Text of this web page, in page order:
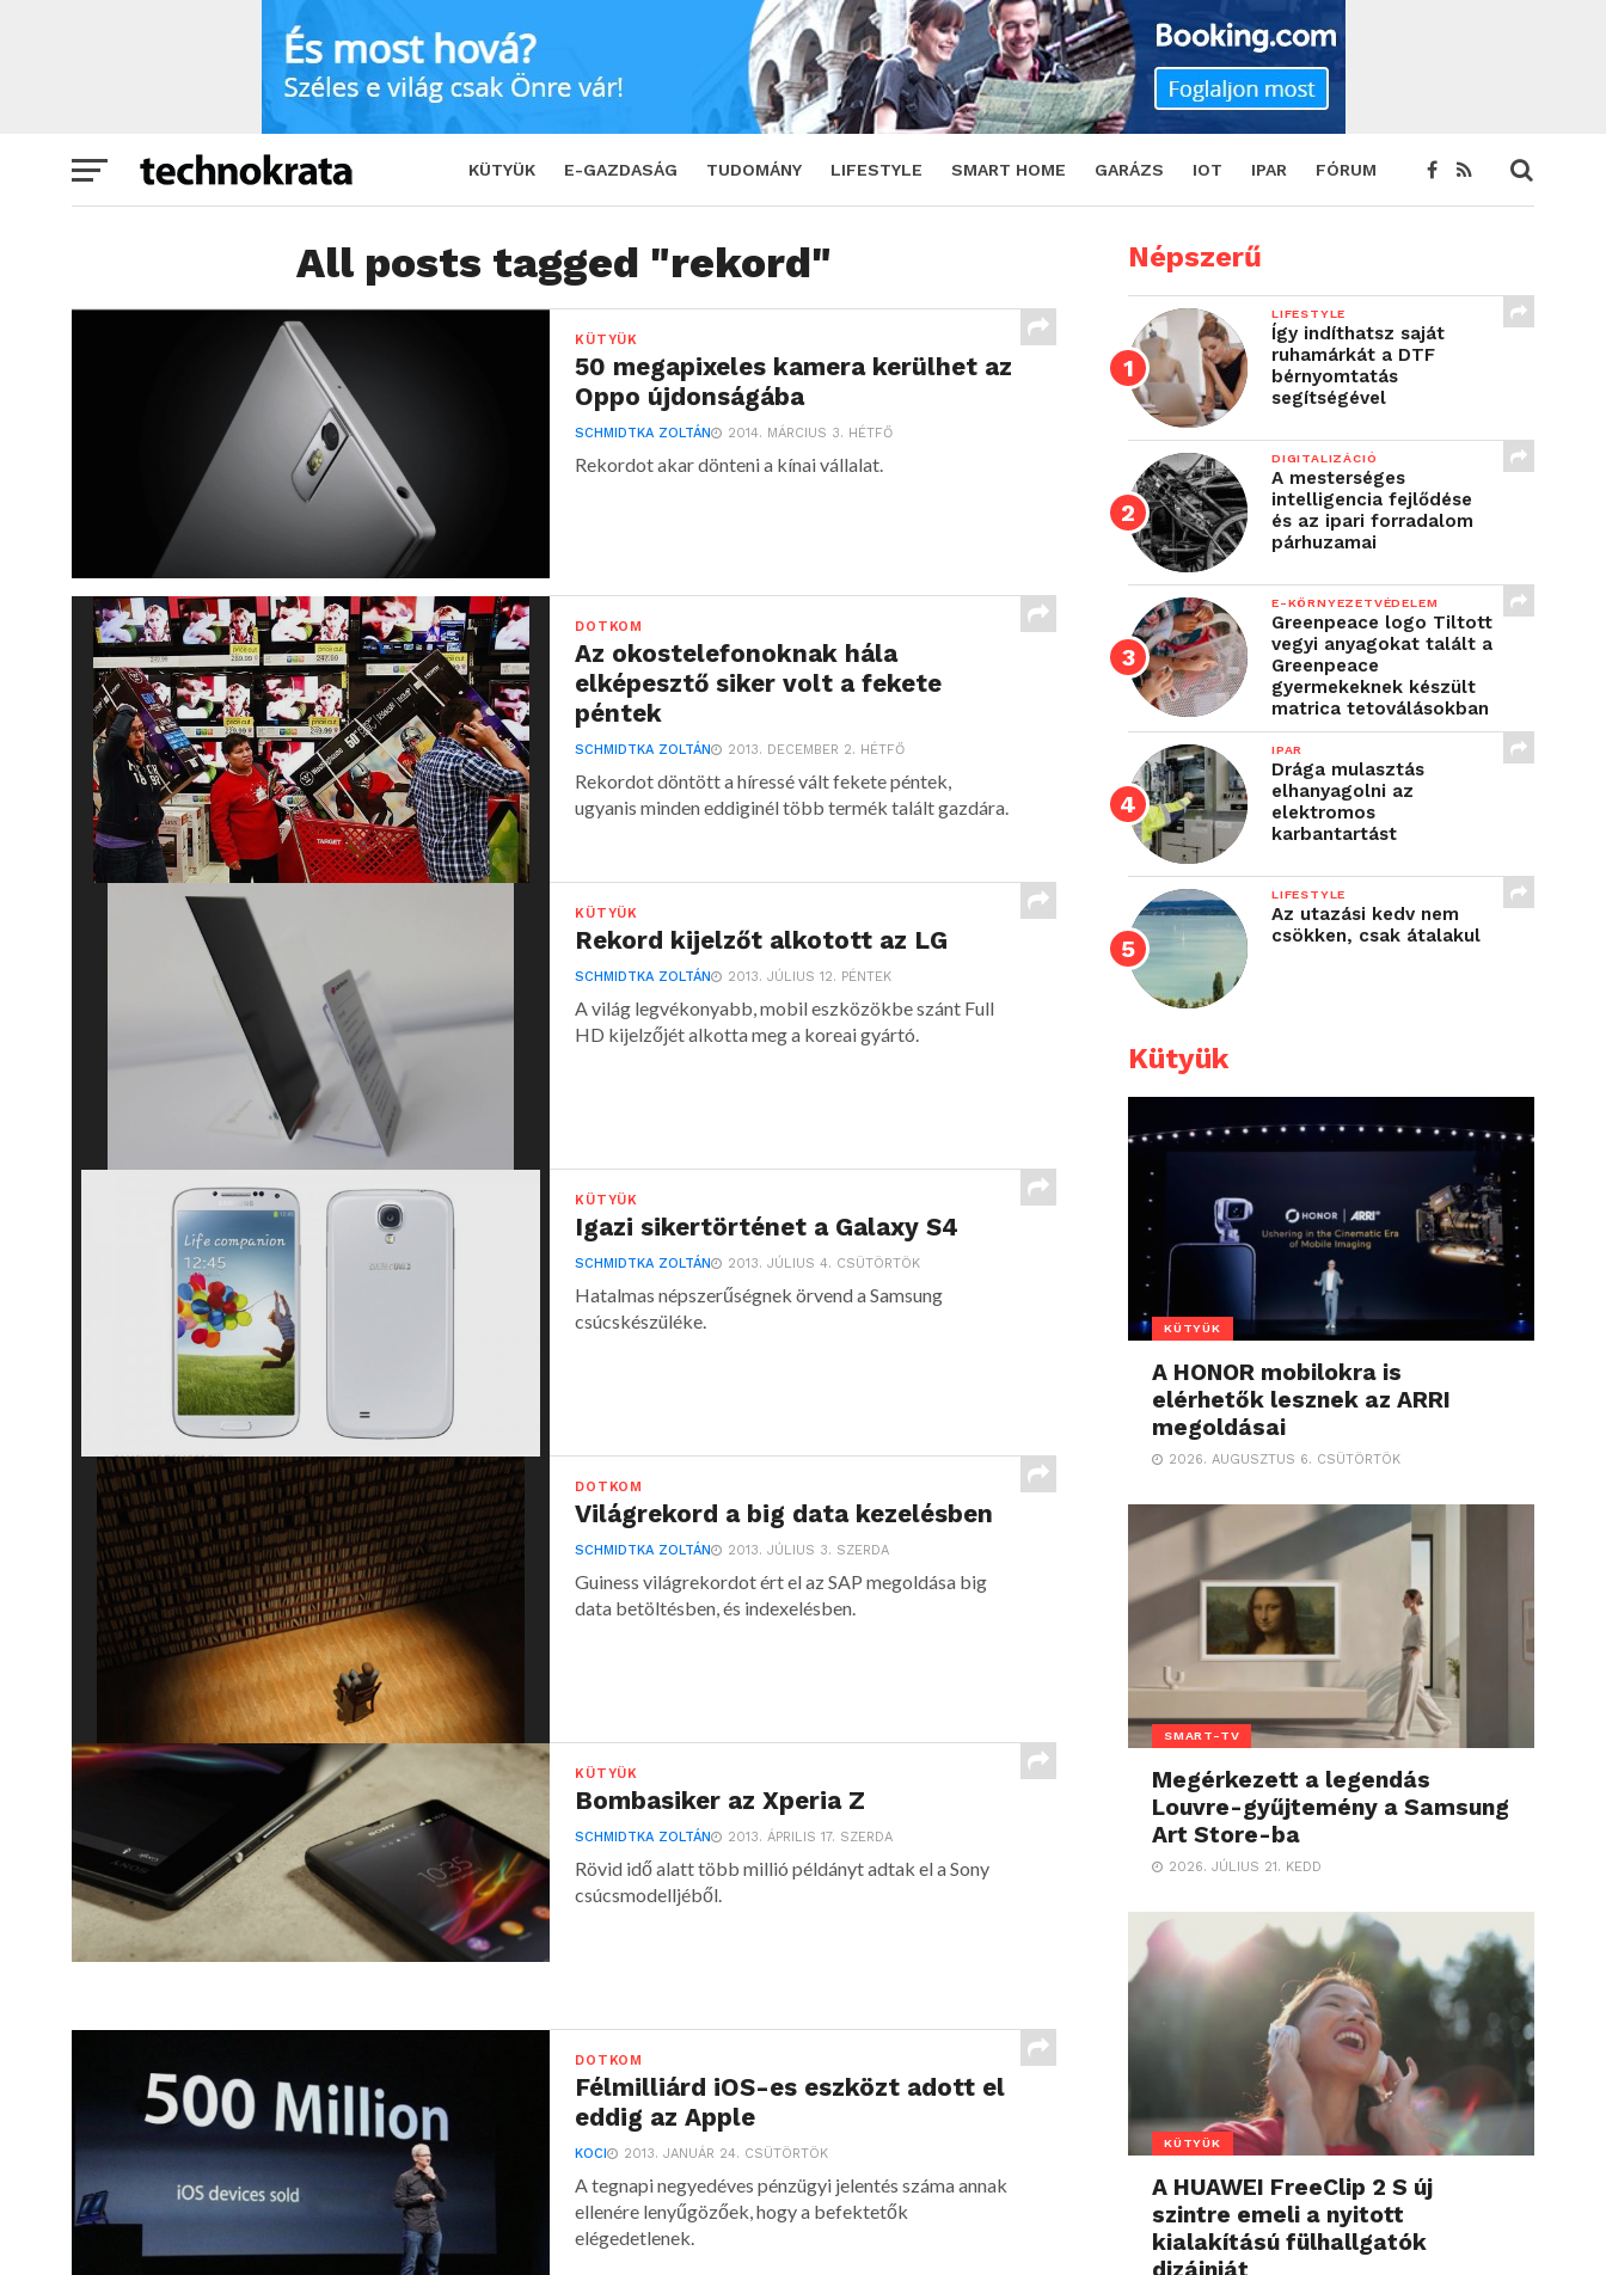
KÜTYÜK E-GAZDASÁG TUDOMÁNY LIFESTYLE SMART HOME GARÁZS IOT IPAR FÓRUM
All posts tagged "rekord"
KÜTYÜK
50 megapixeles kamera kerülhet az
Oppo újdonságába
SCHMIDTKA ZOLTÁN 2014. MÁRCIUS 3. HÉTFŐ
Rekordot akar dönteni a kínai vállalat.
DOTKOM
Az okostelefonoknak hála
elképesztő siker volt a fekete
péntek
SCHMIDTKA ZOLTÁN 2013. DECEMBER 2. HÉTFŐ
Rekordot döntött a híressé vált fekete péntek,
ugyanis minden eddiginél több termék talált gazdára.
KÜTYÜK
Rekord kijelzőt alkotott az LG
SCHMIDTKA ZOLTÁN 2013. JÚLIUS 12. PÉNTEK
A világ legvékonyabb, mobil eszközökbe szánt Full
HD kijelzőjét alkotta meg a koreai gyártó.
KÜTYÜK
Igazi sikertörténet a Galaxy S4
SCHMIDTKA ZOLTÁN 2013. JÚLIUS 4. CSÜTÖRTÖK
Hatalmas népszerűségnek örvend a Samsung
csúcskészüléke.
DOTKOM
Világrekord a big data kezelésben
SCHMIDTKA ZOLTÁN 2013. JÚLIUS 3. SZERDA
Guiness világrekordot ért el az SAP megoldása big
data betöltésben, és indexelésben.
KÜTYÜK
Bombasiker az Xperia Z
SCHMIDTKA ZOLTÁN 2013. ÁPRILIS 17. SZERDA
Rövid idő alatt több millió példányt adtak el a Sony
csúcsmodelljéből.
DOTKOM
Félmilliárd iOS-es eszközt adott el
eddig az Apple
KOCI 2013. JANUÁR 24. CSÜTÖRTÖK
A tegnapi negyedéves pénzügyi jelentés száma annak
ellenére lenyűgözőek, hogy a befektetők
elégedetlenek.
Népszerű
LIFESTYLE
Így indíthatsz saját
ruhamárkát a DTF
bérnyomtatás
segítségével
DIGITALIZÁCIÓ
A mesterséges
intelligencia fejlődése
és az ipari forradalom
párhuzamai
E-KÖRNYEZETVÉDELEM
Greenpeace logo Tiltott
vegyi anyagokat talált a
Greenpeace
gyermekeknek készült
matrica tetoválásokban
IPAR
Drága mulasztás
elhanyagolni az
elektromos
karbantartást
LIFESTYLE
Az utazási kedv nem
csökken, csak átalakul
Kütyük
KÜTYÜK
A HONOR mobilokra is
elérhetők lesznek az ARRI
megoldásai
2026. AUGUSZTUS 6. CSÜTÖRTÖK
SMART-TV
Megérkezett a legendás
Louvre-gyűjtemény a Samsung
Art Store-ba
2026. JÚLIUS 21. KEDD
KÜTYÜK
A HUAWEI FreeClip 2 S új
szintre emeli a nyitott
kialakítású fülhallgatók